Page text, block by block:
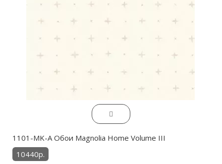
1101-MK-A Обои Magnolia Home Volume III
10440р.